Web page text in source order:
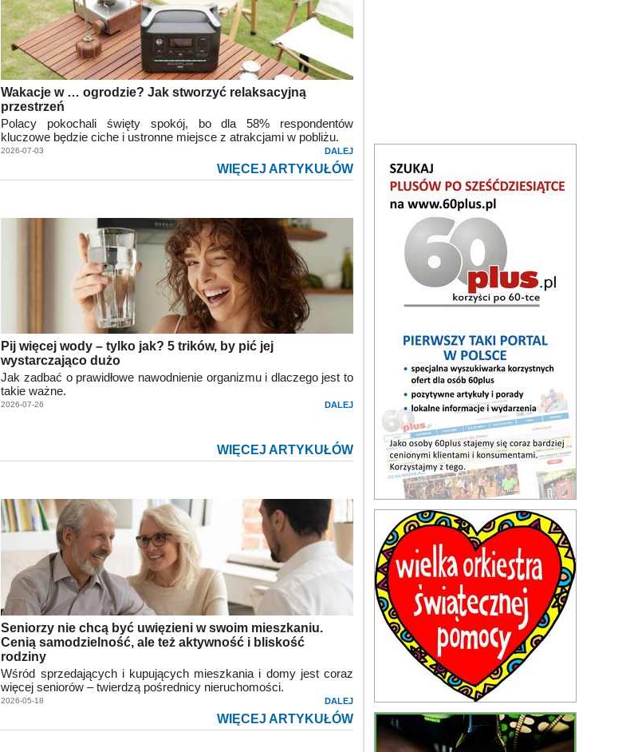
Wakacje w … ogrodzie? Jak stworzyć relaksacyjną
przestrzeń
Polacy pokochali święty spokój, bo dla 58% respondentów
kluczowe będzie ciche i ustronne miejsce z atrakcjami w pobliżu.
2026-07-03 DALEJ
WIĘCEJ ARTYKUŁÓW
Pij więcej wody – tylko jak? 5 trików, by pić jej
wystarczająco dużo
Jak zadbać o prawidłowe nawodnienie organizmu i dlaczego jest to
takie ważne.
2026-07-26 DALEJ
WIĘCEJ ARTYKUŁÓW
Seniorzy nie chcą być uwięzieni w swoim mieszkaniu.
Cenią samodzielność, ale też aktywność i bliskość
rodziny
Wśród sprzedających i kupujących mieszkania i domy jest coraz
więcej seniorów – twierdzą pośrednicy nieruchomości.
2026-05-18 DALEJ
WIĘCEJ ARTYKUŁÓW